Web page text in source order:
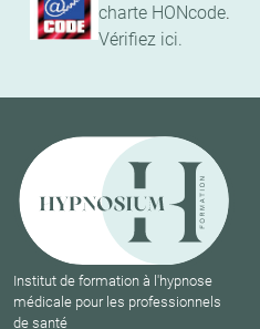
charte HONcode.
Vérifiez ici.
Institut de formation à l'hypnose
médicale pour les professionnels
de santé